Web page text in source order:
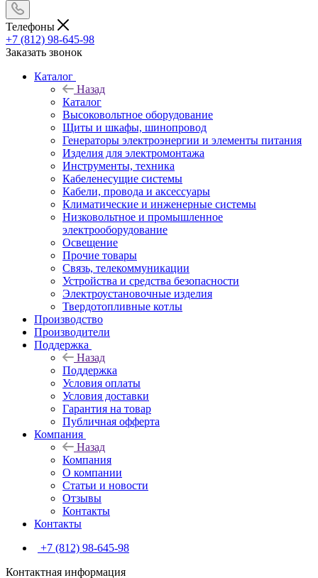
Телефоны
+7 (812) 98-645-98
Заказать звонок
Каталог
Назад
Каталог
Высоковольтное оборудование
Щиты и шкафы, шинопровод
Генераторы электроэнергии и элементы питания
Изделия для электромонтажа
Инструменты, техника
Кабеленесущие системы
Кабели, провода и аксессуары
Климатические и инженерные системы
Низковольтное и промышленное
электрооборудование
Освещение
Прочие товары
Связь, телекоммуникации
Устройства и средства безопасности
Электроустановочные изделия
Твердотопливные котлы
Производство
Производители
Поддержка
Назад
Поддержка
Условия оплаты
Условия доставки
Гарантия на товар
Публичная офферта
Компания
Назад
Компания
О компании
Статьи и новости
Отзывы
Контакты
Контакты
+7 (812) 98-645-98
Контактная информация